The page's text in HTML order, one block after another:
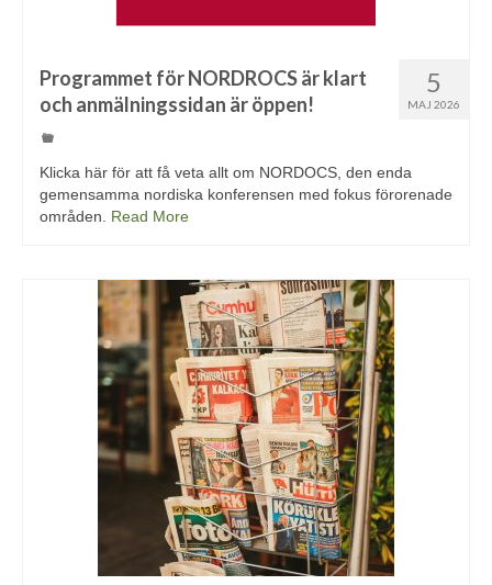
5
MAJ 2026
Programmet för NORDROCS är klart
och anmälningssidan är öppen!
Klicka här för att få veta allt om NORDOCS, den enda
gemensamma nordiska konferensen med fokus förorenade
områden. Read More